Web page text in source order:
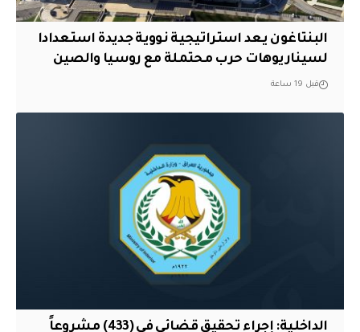
البنتاغون يعد استراتيجية نووية جديدة استعدادا
لسيناريوهات حرب محتملة مع روسيا والصين
قبل 19 ساعة
الداخلية: إجراء تحقيق قضائي في (433) مشروعاً